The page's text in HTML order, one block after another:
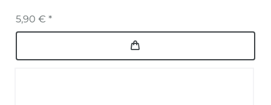
5,90 € *